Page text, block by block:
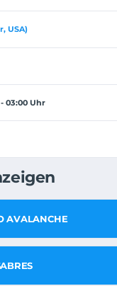
USA)
03:00 Uhr
AVALANCHE